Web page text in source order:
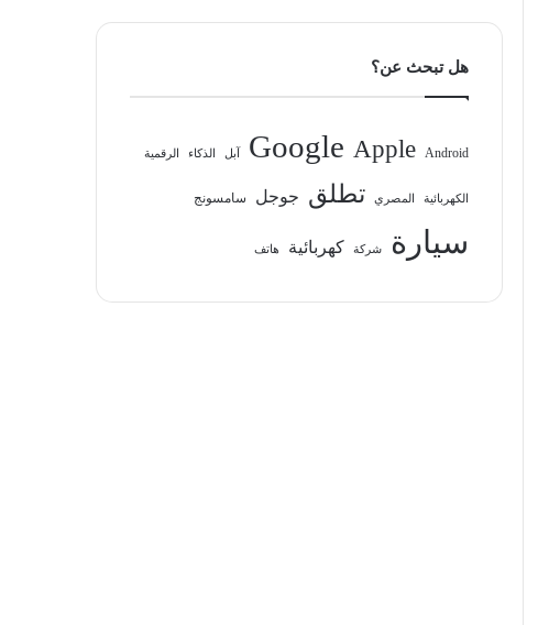
هل تبحث عن؟
Android
Apple
Google آبل الذكاء الرقمية
الكهربائية المصري تطلق جوجل سامسونج
سيارة شركة كهربائية هاتف